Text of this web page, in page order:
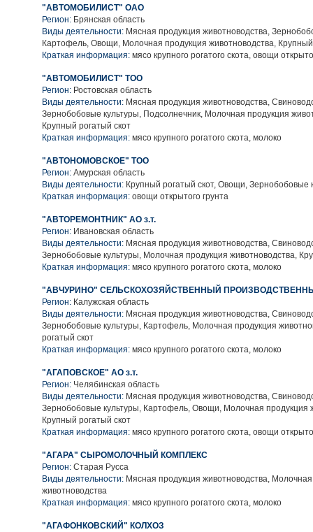
"АВТОМОБИЛИСТ" ОАО
Регион: Брянская область
Виды деятельности: Мясная продукция животноводства,
Картофель, Овощи, Молочная продукция животноводства, Крупный
Краткая информация: мясо крупного рогатого скота, овощи
"АВТОМОБИЛИСТ" ТОО
Регион: Ростовская область
Виды деятельности: Мясная продукция животноводства,
Зернобобовые культуры, Подсолнечник, Молочная продукция
Крупный рогатый скот
Краткая информация: мясо крупного рогатого скота, молоко
"АВТОНОМОВСКОЕ" ТОО
Регион: Амурская область
Виды деятельности: Крупный рогатый скот, Овощи, Зернобобовые
Краткая информация: овощи открытого грунта
"АВТОРЕМОНТНИК" АО з.т.
Регион: Ивановская область
Виды деятельности: Мясная продукция животноводства,
Зернобобовые культуры, Молочная продукция животноводства,
Краткая информация: мясо крупного рогатого скота, молоко
"АВЧУРИНО" СЕЛЬСКОХОЗЯЙСТВЕННЫЙ
Регион: Калужская область
Виды деятельности: Мясная продукция животноводства,
Зернобобовые культуры, Картофель, Молочная продукция
рогатый скот
Краткая информация: мясо крупного рогатого скота, молоко
"АГАПОВСКОЕ" АО з.т.
Регион: Челябинская область
Виды деятельности: Мясная продукция животноводства,
Зернобобовые культуры, Картофель, Овощи, Молочная продукция
Крупный рогатый скот
Краткая информация: мясо крупного рогатого скота, овощи
"АГАРА" СЫРОМОЛОЧНЫЙ КОМПЛЕКС
Регион: Старая Русса
Виды деятельности: Мясная продукция животноводства,
животноводства
Краткая информация: мясо крупного рогатого скота, молоко
"АГАФОНКОВСКИЙ" КОЛХОЗ